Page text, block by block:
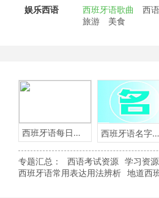
娱乐西语
西班牙语歌曲 西
旅游
美食
西班牙语每日一句 西班牙语名字含义
专题汇总： 西语考试资源 学习资源
西班牙语常用表达用法辨析 地道西